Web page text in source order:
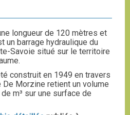
longueur de 120 mètres et
un barrage hydraulique du
Savoie situé sur le territoire
construit en 1949 en travers
De Morzine retient un volume
m³ sur une surface de